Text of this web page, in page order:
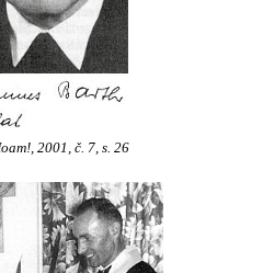
2001, č. 7, s. 26